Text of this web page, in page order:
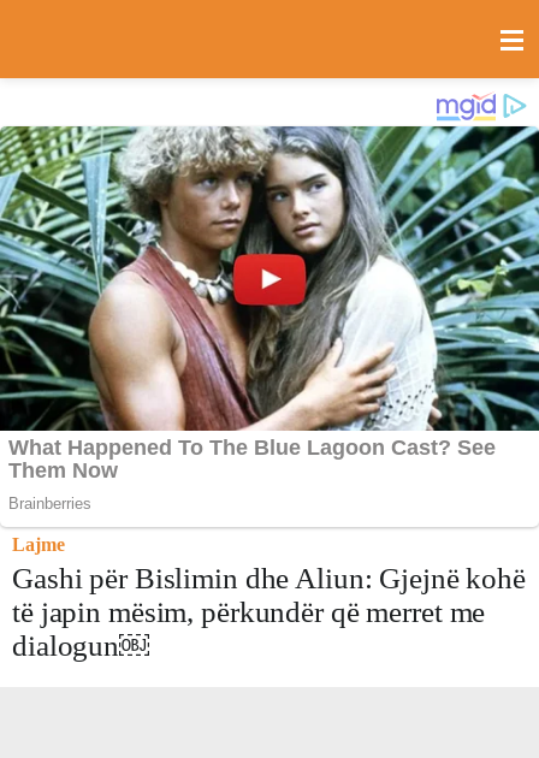
Lajme
Gashi për Bislimin dhe Aliun: Gjejnë kohë
të japin mësim, përkundër që merret me
dialogun￼